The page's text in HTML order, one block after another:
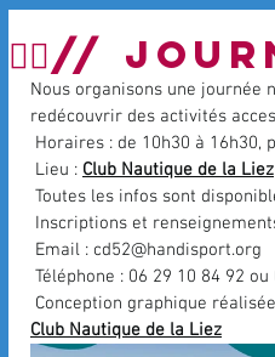
🏄‍♀️//
Nous organisons une journée
redécouvrir des activités
Horaires : de 10h30 à 16h30,
Lieu : Club Nautique de la Liez
Toutes les infos sont
Inscriptions et
Email : cd52@handisport.org
Téléphone : 06 29 10 84 92
Conception graphique
Club Nautique de la Liez